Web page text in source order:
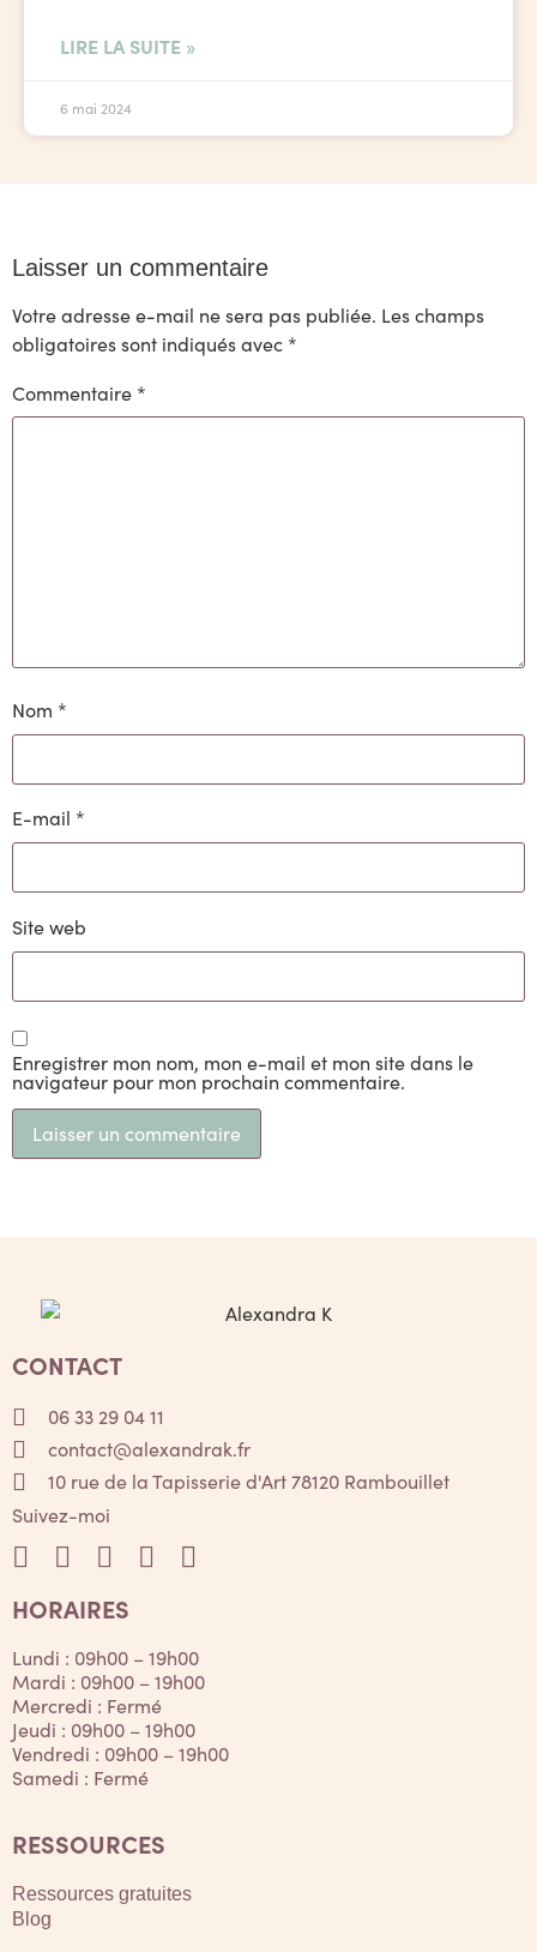
LIRE LA SUITE »
6 mai 2024
Laisser un commentaire
Votre adresse e-mail ne sera pas publiée. Les champs
obligatoires sont indiqués avec *
Commentaire *
Nom *
E-mail *
Site web
Enregistrer mon nom, mon e-mail et mon site dans le
navigateur pour mon prochain commentaire.
CONTACT
06 33 29 04 11
contact@alexandrak.fr
10 rue de la Tapisserie d'Art 78120 Rambouillet
Suivez-moi
HORAIRES
Lundi : 09h00 – 19h00
Mardi : 09h00 – 19h00
Mercredi : Fermé
Jeudi : 09h00 – 19h00
Vendredi : 09h00 – 19h00
Samedi : Fermé
RESSOURCES
Ressources gratuites
Blog